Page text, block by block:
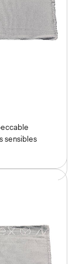
et
sensibles